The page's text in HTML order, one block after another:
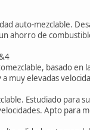
auto-mezclable.
ahorro de
basado
muy elevadas
Estudiado para
Apto para